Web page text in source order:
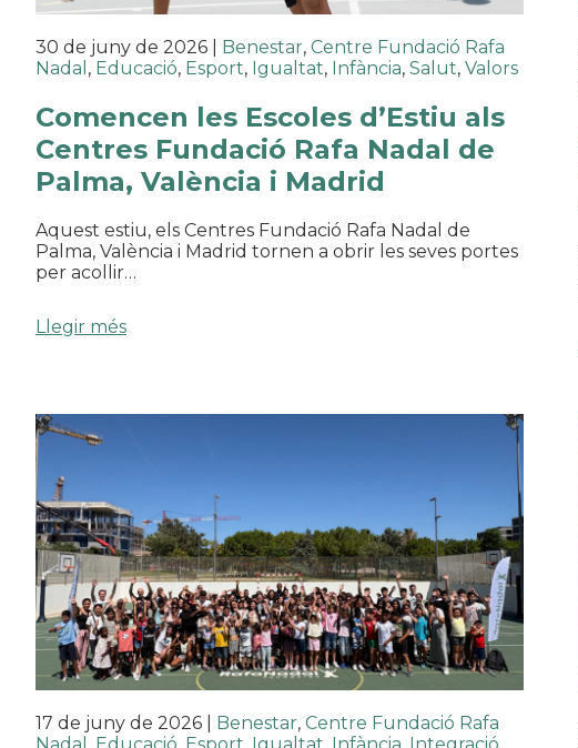
30 de juny de 2026 Benestar, Centre Fundació Rafa
Nadal , Educació, Esport, Igualtat, Infància, Salut, Valors
Comencen les Escoles d’Estiu als
Centres Fundació Rafa Nadal de
Palma, València i Madrid
Aquest estiu, els Centres Fundació Rafa Nadal de
Palma, València i Madrid tornen a obrir les seves portes
per acollir…
Llegir més
17 de juny de 2026 Benestar, Centre Fundació Rafa